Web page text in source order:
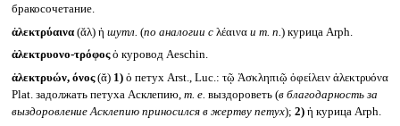
бракосочетание.
ἀλεκτρύαινα(ᾰλ) ἡ шутл. (по аналогии сλέαινα и т. п.) курица Arph.
ἀλεκτρυονο-τρόφοςὁ куровод Aeschin.
ἀλεκτρυών, όνος(ᾰ) 1)ὁ петух Arst., Luc.: τῷ Ἀσκληπιῷ ὀφείλειν ἀλεκτρυόνα
Plat. задолжать петуха Асклепию, т. е. выздороветь (в благодарность за
выздоровление Асклепию приносился в жертву петух); 2)ἡ курица Arph.